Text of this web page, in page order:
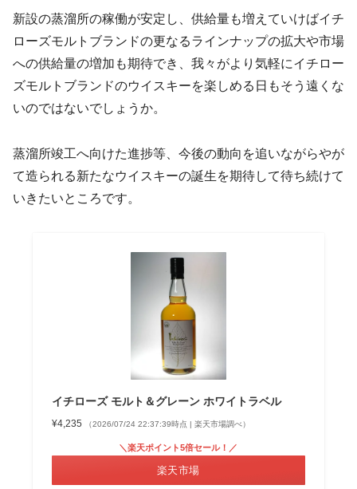
新設の蒸溜所の稼働が安定し、供給量も増えていけばイチ
ローズモルトブランドの更なるラインナップの拡大や市場
への供給量の増加も期待でき、我々がより気軽にイチロー
ズモルトブランドのウイスキーを楽しめる日もそう遠くな
いのではないでしょうか。
蒸溜所竣工へ向けた進捗等、今後の動向を追いながらやが
て造られる新たなウイスキーの誕生を期待して待ち続けて
いきたいところです。
イチローズ モルト＆グレーン ホワイトラベル
¥4,235 （2026/07/24 22:37:39時点 | 楽天市場調べ）
＼楽天ポイント5倍セール！／
楽天市場